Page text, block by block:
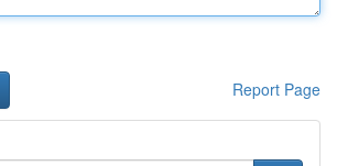
Report Page